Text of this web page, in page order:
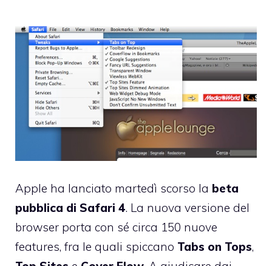
Apple ha lanciato martedì scorso la beta
pubblica di Safari 4. La nuova versione del
browser porta con sé circa 150 nuove
features, fra le quali spiccano Tabs on Tops,